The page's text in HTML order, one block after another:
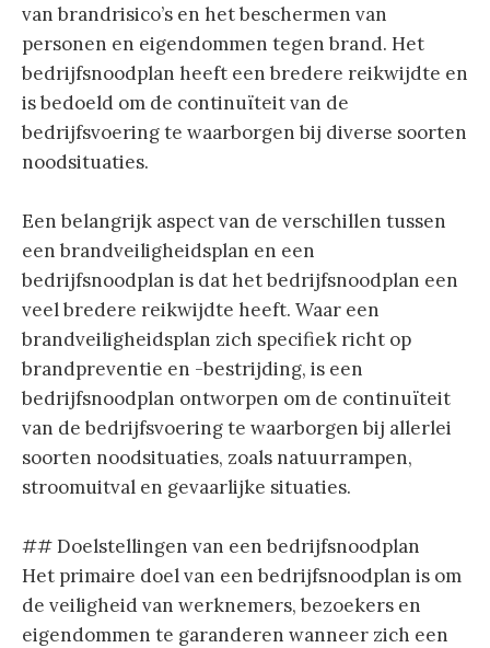
van brandrisico’s en het beschermen van
personen en eigendommen tegen brand. Het
bedrijfsnoodplan heeft een bredere reikwijdte en
is bedoeld om de continuïteit van de
bedrijfsvoering te waarborgen bij diverse soorten
noodsituaties.
Een belangrijk aspect van de verschillen tussen
een brandveiligheidsplan en een
bedrijfsnoodplan is dat het bedrijfsnoodplan een
veel bredere reikwijdte heeft. Waar een
brandveiligheidsplan zich specifiek richt op
brandpreventie en -bestrijding, is een
bedrijfsnoodplan ontworpen om de continuïteit
van de bedrijfsvoering te waarborgen bij allerlei
soorten noodsituaties, zoals natuurrampen,
stroomuitval en gevaarlijke situaties.
## Doelstellingen van een bedrijfsnoodplan
Het primaire doel van een bedrijfsnoodplan is om
de veiligheid van werknemers, bezoekers en
eigendommen te garanderen wanneer zich een